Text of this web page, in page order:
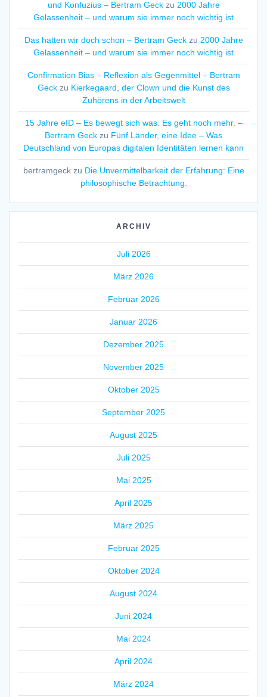
und Konfuzius – Bertram Geckzu 2000 Jahre
Gelassenheit – und warum sie immer noch wichtig ist
Das hatten wir doch schon – Bertram Geckzu 2000 Jahre
Gelassenheit – und warum sie immer noch wichtig ist
Confirmation Bias – Reflexion als Gegenmittel – Bertram
Geckzu Kierkegaard, der Clown und die Kunst des
Zuhörens in der Arbeitswelt
15 Jahre eID – Es bewegt sich was. Es geht noch mehr. –
Bertram Geck zu Fünf Länder, eine Idee – Was
Deutschland von Europas digitalen Identitäten lernen kann
bertramgeckzu Die Unvermittelbarkeit der Erfahrung: Eine
philosophische Betrachtung.
ARCHIV
Juli 2026
März 2026
Februar 2026
Januar 2026
Dezember 2025
November 2025
Oktober 2025
September 2025
August 2025
Juli 2025
Mai 2025
April 2025
März 2025
Februar 2025
Oktober 2024
August 2024
Juni 2024
Mai 2024
April 2024
März 2024